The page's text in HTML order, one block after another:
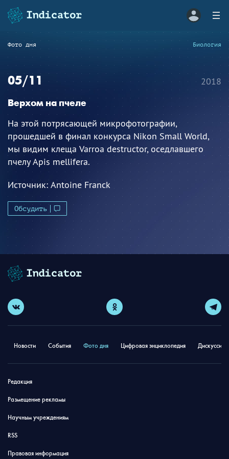
Фото дня Биология
05/11
Верхом на пчеле
На этой потрясающей микрофотографии,
прошедшей в финал конкурса Nikon Small World,
мы видим клеща Varroa destructor, оседлавшего
пчелу Apis mellifera.
Источник: Antoine Franck
Обсудить
2018
Новости События Фото дня Цифровая энциклопедия
Редакция
Размещение рекламы
Научным учреждениям
RSS
Правовая информация